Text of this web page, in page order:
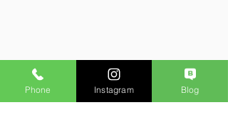
Phone Instagram Blog